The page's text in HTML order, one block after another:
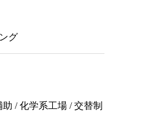
グ
/ 化学系工場 / 交替制